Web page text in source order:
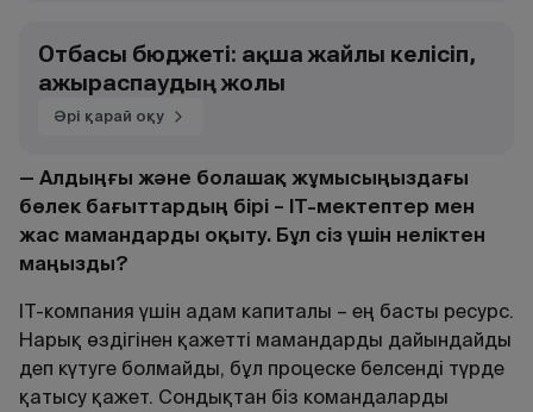
Отбасы бюджеті: ақша жайлы келісіп,
ажыраспаудың жолы
Әрі қарай оқу
— Алдыңғы және болашақ жұмысыңыздағы
бөлек бағыттардың бірі – IT-мектептер мен
жас мамандарды оқыту. Бұл сіз үшін неліктен
маңызды?
IT-компания үшін адам капиталы – ең басты ресурс.
Нарық өздігінен қажетті мамандарды дайындайды
деп күтуге болмайды, бұл процеске белсенді түрде
қатысу қажет. Сондықтан біз командаларды